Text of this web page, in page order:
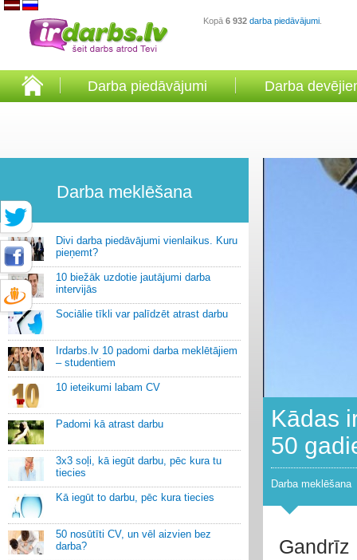
Kopā 6 932 darba piedāvājumi
Darba piedāvājumi Darba
Darba meklēšana
Divi darba piedāvājumi vienlaikus. Kuru
pieņemt?
10 biežāk uzdotie jautājumi darba
intervijās
Sociālie tīkli var palīdzēt atrast darbu
Irdarbs.lv 10 padomi darba meklētājiem
– studentiem
10 ieteikumi labam CV
Padomi kā atrast darbu
3x3 soļi, kā iegūt darbu, pēc kura tu
tiecies
Kā iegūt to darbu, pēc kura tiecies
50 nosūtīti CV, un vēl aizvien bez
darba?
Kādas
50
Darba meklēšana
Gandrīz